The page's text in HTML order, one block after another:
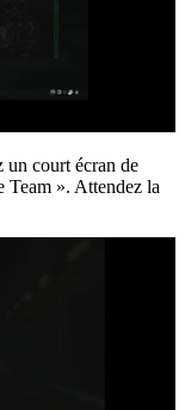
un court écran de
Team ». Attendez la